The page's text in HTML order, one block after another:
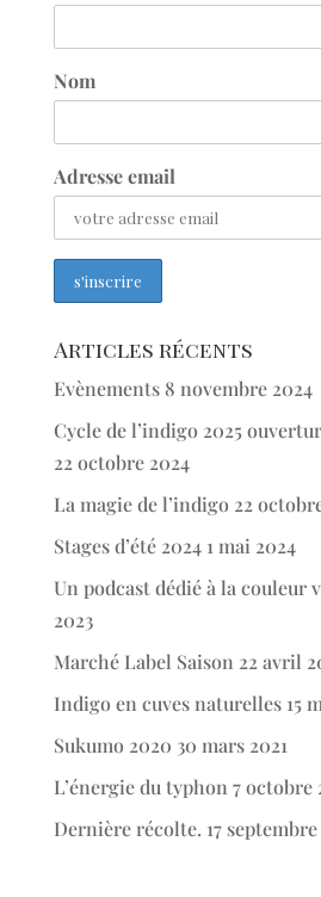
Nom
Adresse email
Articles récents
Evènements 8 novembre 2024
Cycle de l’indigo 2025
22 octobre 2024
La magie de l’indigo 22
Stages d’été 2024 1 mai 2024
Un podcast dédié à la couleur
2023
Marché Label Saison 22 avril
Indigo en cuves naturelles 15
Sukumo 2020 30 mars 2021
L’énergie du typhon 7 octobre
Dernière récolte. 17